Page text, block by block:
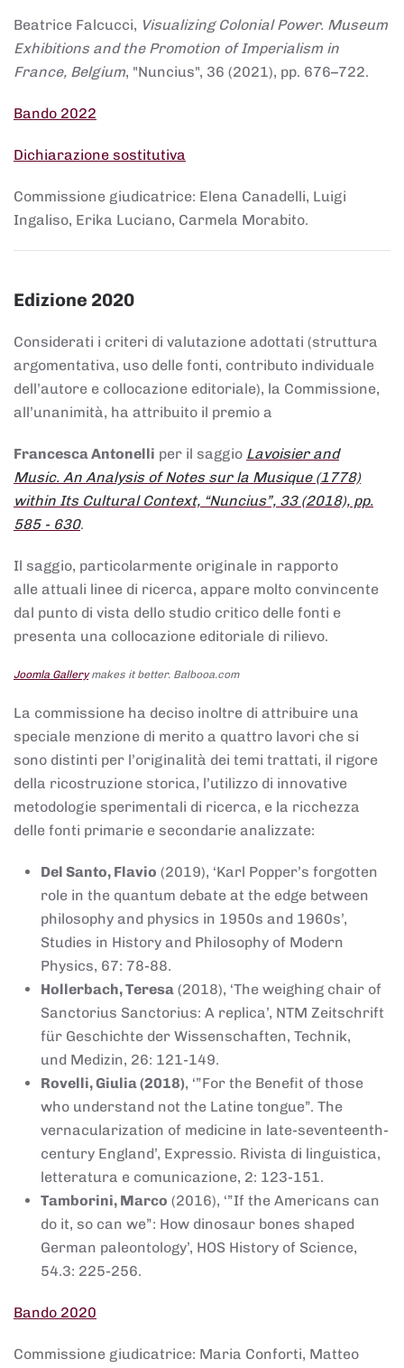
Beatrice Falcucci, Visualizing Colonial Power. Museum
Exhibitions and the Promotion of Imperialism in
France, Belgium, "Nuncius", 36 (2021), pp. 676–722.
Bando 2022
Dichiarazione sostitutiva
Commissione giudicatrice: Elena Canadelli, Luigi
Ingaliso, Erika Luciano, Carmela Morabito.
Edizione 2020
Considerati i criteri di valutazione adottati (struttura
argomentativa, uso delle fonti, contributo individuale
dell’autore e collocazione editoriale), la Commissione,
all’unanimità, ha attribuito il premio a
Francesca Antonelli per il saggio Lavoisier and
Music. An Analysis of Notes sur la Musique (1778)
within Its Cultural Context, “Nuncius”, 33 (2018), pp.
585 - 630.
Il saggio, particolarmente originale in rapporto
alle attuali linee di ricerca, appare molto convincente
dal punto di vista dello studio critico delle fonti e
presenta una collocazione editoriale di rilievo.
Joomla Gallerymakes it better. Balbooa.com
La commissione ha deciso inoltre di attribuire una
speciale menzione di merito a quattro lavori che si
sono distinti per l’originalità dei temi trattati, il rigore
della ricostruzione storica, l’utilizzo di innovative
metodologie sperimentali di ricerca, e la ricchezza
delle fonti primarie e secondarie analizzate:
Del Santo, Flavio (2019), ‘Karl Popper’s forgotten
role in the quantum debate at the edge between
philosophy and physics in 1950s and 1960s’,
Studies in History and Philosophy of Modern
Physics, 67: 78-88.
Hollerbach, Teresa (2018), ‘The weighing chair of
Sanctorius Sanctorius: A replica’, NTM Zeitschrift
für Geschichte der Wissenschaften, Technik,
und Medizin, 26: 121-149.
Rovelli, Giulia (2018), ‘”For the Benefit of those
who understand not the Latine tongue”. The
vernacularization of medicine in late-seventeenth-
century England’, Expressio. Rivista di linguistica,
letteratura e comunicazione, 2: 123-151.
Tamborini, Marco (2016), ‘”If the Americans can
do it, so can we”: How dinosaur bones shaped
German paleontology’, HOS History of Science,
54.3: 225-256.
Bando 2020
Commissione giudicatrice: Maria Conforti, Matteo